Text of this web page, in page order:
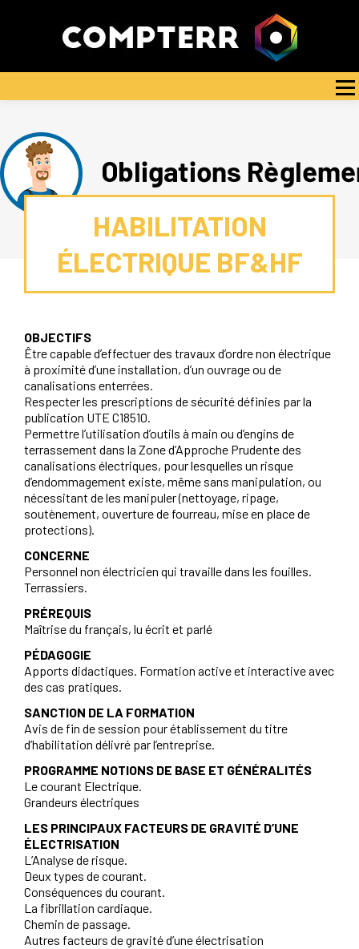
Menu
INDICATEURS QUALITÉ
HABILITATION
ÉLECTRIQUE BF&HF
OBJECTIFS
Être capable d’effectuer des travaux d’ordre non électrique
à proximité d’une installation, d’un ouvrage ou de
canalisations enterrées.
Respecter les prescriptions de sécurité définies par la
publication UTE C18510.
Permettre l’utilisation d’outils à main ou d’engins de
terrassement dans la Zone d’Approche Prudente des
canalisations électriques, pour lesquelles un risque
d’endommagement existe, même sans manipulation, ou
nécessitant de les manipuler (nettoyage, ripage,
soutènement, ouverture de fourreau, mise en place de
protections).
CONCERNE
Personnel non électricien qui travaille dans les fouilles.
Terrassiers.
PRÉREQUIS
Maîtrise du français, lu écrit et parlé
PÉDAGOGIE
Apports didactiques. Formation active et interactive avec
des cas pratiques.
SANCTION DE LA FORMATION
Avis de fin de session pour établissement du titre
d’habilitation délivré par l’entreprise.
PROGRAMME NOTIONS DE BASE ET GÉNÉRALITÉS
Le courant Electrique.
Grandeurs électriques
LES PRINCIPAUX FACTEURS DE GRAVITÉ D’UNE
ÉLECTRISATION
L’Analyse de risque.
Deux types de courant.
Conséquences du courant.
La fibrillation cardiaque.
Chemin de passage.
Autres facteurs de gravité d’une électrisation